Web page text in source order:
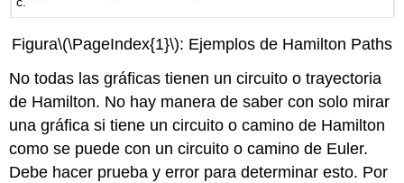
Figura\(\PageIndex{1}\): Ejemplos de Hamilton Paths
No todas las gráficas tienen un circuito o trayectoria
de Hamilton. No hay manera de saber con solo mirar
una gráfica si tiene un circuito o camino de Hamilton
como se puede con un circuito o camino de Euler.
Debe hacer prueba y error para determinar esto. Por